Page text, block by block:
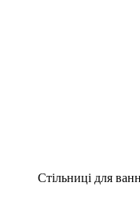
Стільниці для